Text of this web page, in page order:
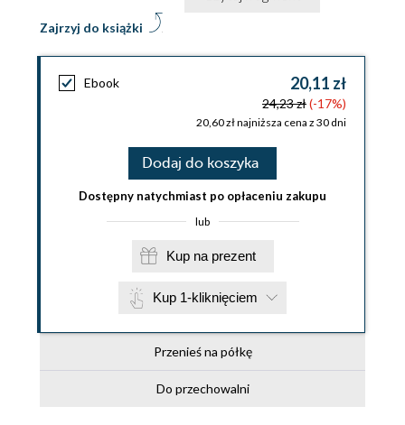
Zajrzyj do książki
Ebook 20,11 zł
24,23 zł(-17%)
20,60 zł najniższa cena z 30 dni
Dodaj do koszyka
Dostępny natychmiast po opłaceniu zakupu
lub
Kup na prezent
Kup 1-kliknięciem
Przenieś na półkę
Do przechowalni